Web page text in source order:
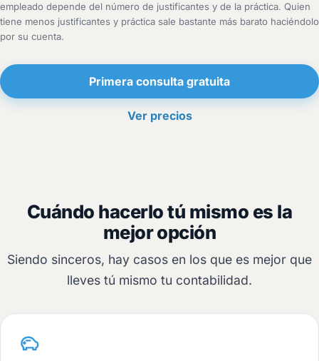
empleado depende del número de justificantes y de la práctica. Quien
tiene menos justificantes y práctica sale bastante más barato haciéndolo
por su cuenta.
Primera consulta gratuita
Ver precios
Cuándo hacerlo tú mismo es la
mejor opción
Siendo sinceros, hay casos en los que es mejor que
lleves tú mismo tu contabilidad.